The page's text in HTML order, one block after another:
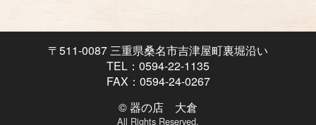
〒511-0087 三重県桑名市吉津屋町裏堀沿い
TEL：0594-22-1135
FAX：0594-24-0267
© 器の店 大倉
All Rights Reserved.